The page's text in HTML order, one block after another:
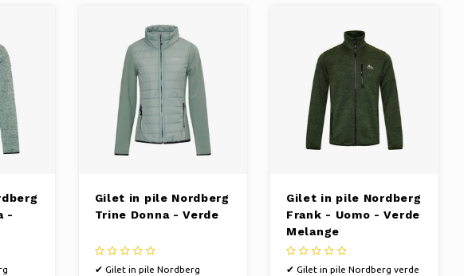
-
Gilet in pile Nordberg
Trine Donna - Verde
✔ Gilet in pile Nordberg
Gilet in pile Nordberg
Frank - Uomo - Verde
Melange
✔ Gilet in pile Nordberg verde